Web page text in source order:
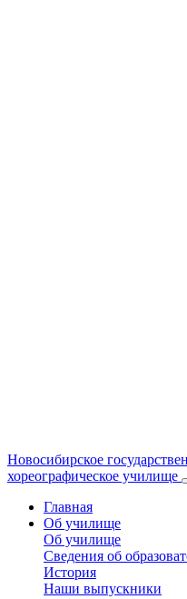
Новосибирское
хореографическое училище
Главная
Об училище
Об училище
Сведения об
История
Наши выпускники